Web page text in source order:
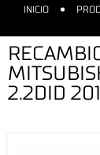
INICIO
2.2DID